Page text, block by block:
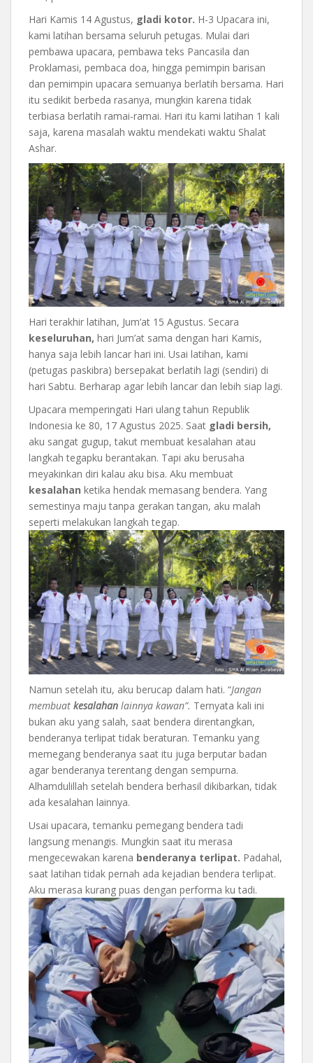
Hari Kamis 14 Agustus, gladi kotor. H-3 Upacara ini,
kami latihan bersama seluruh petugas. Mulai dari
pembawa upacara, pembawa teks Pancasila dan
Proklamasi, pembaca doa, hingga pemimpin barisan
dan pemimpin upacara semuanya berlatih bersama. Hari
itu sedikit berbeda rasanya, mungkin karena tidak
terbiasa berlatih ramai-ramai. Hari itu kami latihan 1 kali
saja, karena masalah waktu mendekati waktu Shalat
Ashar.
Hari terakhir latihan, Jum’at 15 Agustus. Secara
keseluruhan, hari Jum’at sama dengan hari Kamis,
hanya saja lebih lancar hari ini. Usai latihan, kami
(petugas paskibra) bersepakat berlatih lagi (sendiri) di
hari Sabtu. Berharap agar lebih lancar dan lebih siap lagi.
Upacara memperingati Hari ulang tahun Republik
Indonesia ke 80, 17 Agustus 2025. Saat gladi bersih,
aku sangat gugup, takut membuat kesalahan atau
langkah tegapku berantakan. Tapi aku berusaha
meyakinkan diri kalau aku bisa. Aku membuat
kesalahan ketika hendak memasang bendera. Yang
semestinya maju tanpa gerakan tangan, aku malah
seperti melakukan langkah tegap.
Namun setelah itu, aku berucap dalam hati. “Jangan
membuat kesalahan lainnya kawan”. Ternyata kali ini
bukan aku yang salah, saat bendera direntangkan,
benderanya terlipat tidak beraturan. Temanku yang
memegang benderanya saat itu juga berputar badan
agar benderanya terentang dengan sempurna.
Alhamdulillah setelah bendera berhasil dikibarkan, tidak
ada kesalahan lainnya.
Usai upacara, temanku pemegang bendera tadi
langsung menangis. Mungkin saat itu merasa
mengecewakan karena benderanya terlipat. Padahal,
saat latihan tidak pernah ada kejadian bendera terlipat.
Aku merasa kurang puas dengan performa ku tadi.